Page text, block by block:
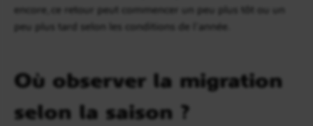
encore, ce retour peut commencer un peu plus tôt ou un
peu plus tard selon les conditions de l’année.
Où observer la migration
selon la saison ?